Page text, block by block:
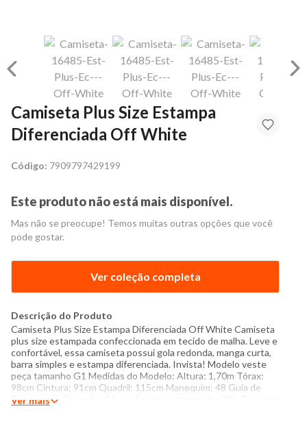
Camiseta Plus Size Estampa
Diferenciada Off White
Código: 7909797429199
Este produto não está mais disponível.
Mas não se preocupe! Temos muitas outras opções que você
pode gostar.
Ver coleção completa
Descrição do Produto
Camiseta Plus Size Estampa Diferenciada Off White Camiseta
plus size estampada confeccionada em tecido de malha. Leve e
confortável, essa camiseta possui gola redonda, manga curta,
barra simples e estampa diferenciada. Invista! Modelo veste
peça tamanho G1 Medidas do Modelo: Altura: 1,70m Tórax:
98cm Cintura: 91cm Quadril: 115cm Manequim: 48 Guia de
Tamanhos: -Tamanho G1 é referente ao tamanho XG -Tamanho
Ver mais